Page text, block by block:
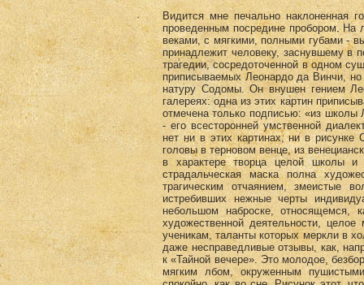
Видится мне печально наклоненная
проведенным посредине пробором. На
веками, с мягкими, полными губами -
принадлежит человеку, заснувшему в
трагедии, сосредоточенной в одном
приписываемых Леонардо да Винчи,
натуру Содомы. Он внушен гением
галереях: одна из этих картин
отмечена только подписью: «из
- его всесторонней умственной
нет ни в этих картинах, ни в
головы в терновом венце, из
в характере творца целой школы
страдальческая маска полна
трагическим отчаянием, змеистые
истребивших нежные черты
небольшом наброске, относящемся,
художественной деятельности, целое
ученикам, таланты которых меркли в
даже несправедливые отзывы, как,
к «Тайной вечере». Это молодое,
мягким лбом, окруженным